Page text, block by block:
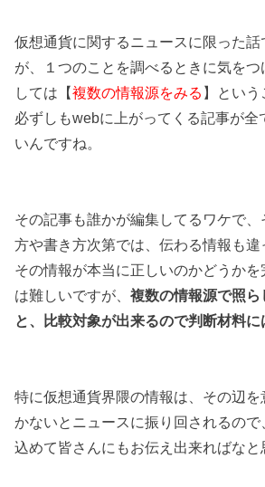
仮想通貨に関するニュースに限った話
が、１つのことを調べるときに気をつ
しては【複数の情報源をみる 】という
必ずしもwebに上がってくる記事が全
いんですね。
その記事も誰かが編集してるワケで、
方や書き方次第では、伝わる情報も違
その情報が本当に正しいのかどうか
は難しいですが、複数の情報源で照
と、比較対象が出来るので判断材料に
特に仮想通貨界隈の情報は、その辺
かないとニュースに振り回されるので
込めて皆さんにもお伝え出来ればなと